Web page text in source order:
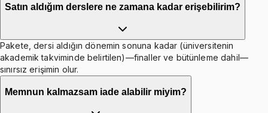
Satın aldığım derslere ne zamana kadar erişebilirim?
Pakete, dersi aldığın dönemin sonuna kadar (üniversitenin
akademik takviminde belirtilen)—finaller ve bütünleme dahil—
sınırsız erişimin olur.
Memnun kalmazsam iade alabilir miyim?